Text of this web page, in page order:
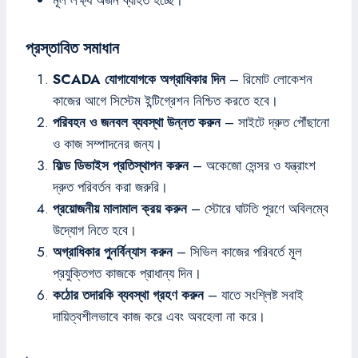
প্রস্তাবিত সমাধান
SCADA যোগাযোগকে অগ্রাধিকার দিন– রিমোট লোকেশন
কাজের আগে সিস্টেম ইন্টিগ্রেশন নিশ্চিত করতে হবে।
পরিবহন ও জনবল ব্যবস্থা উন্নত করুন– সাইটে দ্রুত পৌঁছানো
ও কাজ সম্পাদনের জন্য।
ফিল্ড ডিভাইস প্রতিস্থাপন করুন– অকেজো সেন্সর ও যন্ত্রাংশ
দ্রুত পরিবর্তন করা জরুরি।
প্রয়োজনীয় মালামাল ক্রয় করুন– স্টোরে ঘাটতি পূরণে অবিলম্বে
উদ্যোগ নিতে হবে।
অগ্রাধিকার পুনর্বিন্যাস করুন– সিভিল কাজের পরিবর্তে মূল
প্রযুক্তিগত কাজকে প্রাধান্য দিন।
কঠোর তদারকি ব্যবস্থা গ্রহণ করুন– যাতে সংশ্লিষ্ট সবাই
দায়িত্বশীলভাবে কাজ করে এবং অবহেলা না করে।